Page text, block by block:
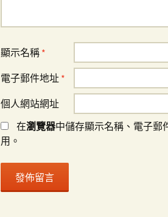
顯示名稱 *
電子郵件地址 *
個人網站網址
在瀏覽器中儲存顯示名稱、電子郵
用。